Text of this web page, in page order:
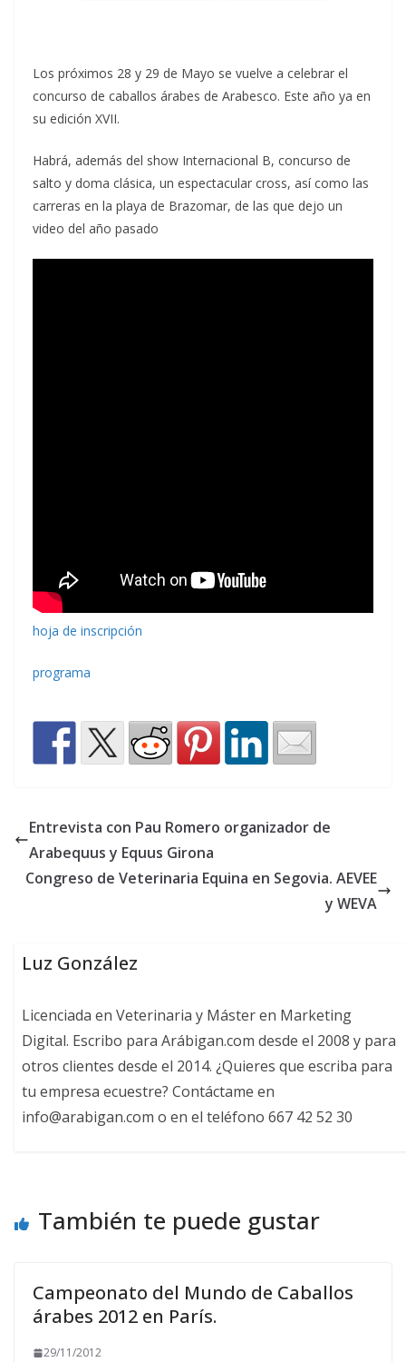
Los próximos 28 y 29 de Mayo se vuelve a celebrar el
concurso de caballos árabes de Arabesco. Este año ya en
su edición XVII.
Habrá, además del show Internacional B, concurso de
salto y doma clásica, un espectacular cross, así como las
carreras en la playa de Brazomar, de las que dejo un
video del año pasado
hoja de inscripción
programa
Entrevista con Pau Romero organizador de
Arabequus y Equus Girona
Congreso de Veterinaria Equina en Segovia. AEVEE
y WEVA
Luz González
Licenciada en Veterinaria y Máster en Marketing
Digital. Escribo para Arábigan.com desde el 2008 y para
otros clientes desde el 2014. ¿Quieres que escriba para
tu empresa ecuestre? Contáctame en
info@arabigan.com o en el teléfono 667 42 52 30
También te puede gustar
Campeonato del Mundo de Caballos
árabes 2012 en París.
29/11/2012